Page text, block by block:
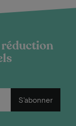
réduction
S'abonner